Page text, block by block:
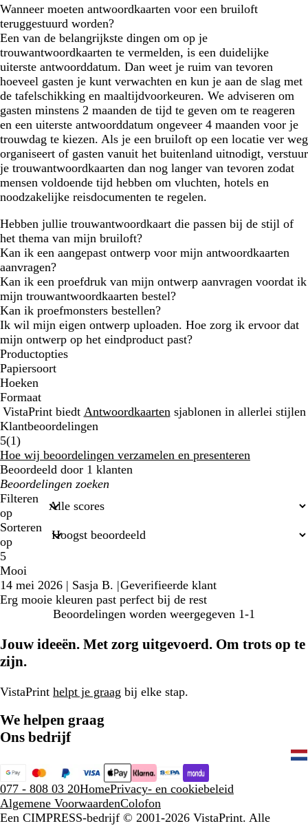
Wanneer moeten antwoordkaarten voor een bruiloft
teruggestuurd worden?
Een van de belangrijkste dingen om op je
trouwantwoordkaarten te vermelden, is een duidelijke
uiterste antwoorddatum. Dan weet je ruim van tevoren
hoeveel gasten je kunt verwachten en kun je aan de slag met
de tafelschikking en maaltijdvoorkeuren. We adviseren om
gasten minstens 2 maanden de tijd te geven om te reageren
en een uiterste antwoorddatum ongeveer 4 maanden voor je
trouwdag te kiezen. Als je een bruiloft op een locatie ver weg
organiseert of gasten vanuit het buitenland uitnodigt, verstuur
je trouwantwoordkaarten dan nog langer van tevoren zodat
mensen voldoende tijd hebben om vluchten, hotels en
noodzakelijke reisdocumenten te regelen.
Hebben jullie trouwantwoordkaart die passen bij de stijl of
het thema van mijn bruiloft?
Kan ik een aangepast ontwerp voor mijn antwoordkaarten
aanvragen?
Kan ik een proefdruk van mijn ontwerp aanvragen voordat ik
mijn trouwantwoordkaarten bestel?
Kan ik proefmonsters bestellen?
Ik wil mijn eigen ontwerp uploaden. Hoe zorg ik ervoor dat
mijn ontwerp op het eindproduct past?
Productopties
Papiersoort
Hoeken
Formaat
VistaPrint biedt Antwoordkaartensjablonen in allerlei stijlen
Klantbeoordelingen
5(11
klantbeoordelingen
)
Hoe wij beoordelingen verzamelen en presenteren
Beoordeeld door 1 klanten
Mijn
zoekopdrachten
Filteren
op
Sorteren
op
5
Mooi
14 mei 2026 | Sasja B. |Geverifieerde klant
Erg mooie kleuren past perfect bij de rest
Beoordelingen worden weergegeven 1-1
Jouw ideeën. Met zorg uitgevoerd. Om trots op te
zijn.
VistaPrint helpt je graag bij elke stap.
We helpen graag
Ons bedrijf
077 - 808 03 20HomePrivacy- en cookiebeleid
Algemene VoorwaardenColofon
Een CIMPRESS-bedrijf © 2001-2026 VistaPrint. Alle